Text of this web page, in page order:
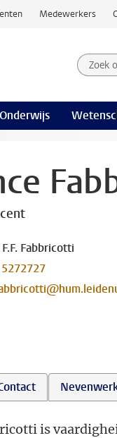
Medewerkers
Zoek
Onderwijs
Fabbricotti
is